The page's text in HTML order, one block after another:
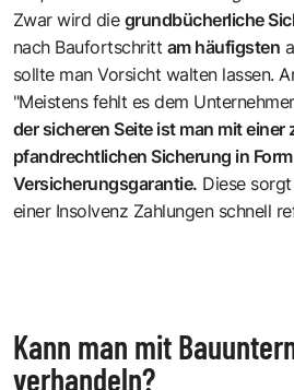
Zwar wird die grundbücherliche
nach Baufortschritt am häufigsten
sollte man Vorsicht walten lassen.
"Meistens fehlt es dem
der sicheren Seite ist man mit einer
pfandrechtlichen Sicherung in
Versicherungsgarantie. Diese
einer Insolvenz Zahlungen schnell
Kann man mit
verhandeln?